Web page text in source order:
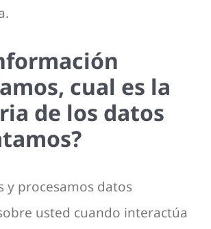
cual es la
de los datos
y procesamos datos
usted cuando interactúa